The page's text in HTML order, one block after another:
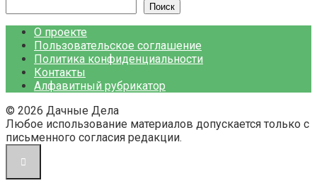
Поиск
О проекте
Пользовательское соглашение
Политика конфиденциальности
Контакты
Алфавитный рубрикатор
© 2026 Дачные Дела
Любое использование материалов допускается только с
письменного согласия редакции.